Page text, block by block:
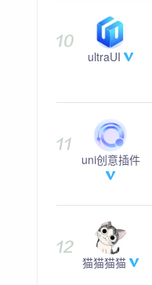
ultraUI
uni创意插件
猫猫猫猫